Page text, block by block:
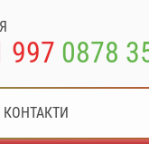
997 0878
КОНТАКТИ